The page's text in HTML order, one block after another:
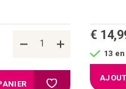
Ajouter à la liste
€
13